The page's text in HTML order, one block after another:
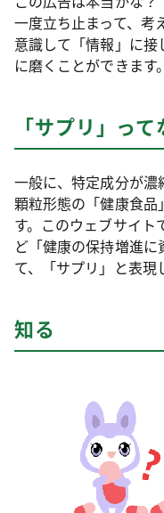
一度立ち止まって、考
意識して「情報」に
に磨くことができます。
「サプリ」って
一般に、特定成分が濃
顆粒形態の「健康食品
す。このウェブサイト
ど「健康の保持増進
て、「サプリ」と表現
知る